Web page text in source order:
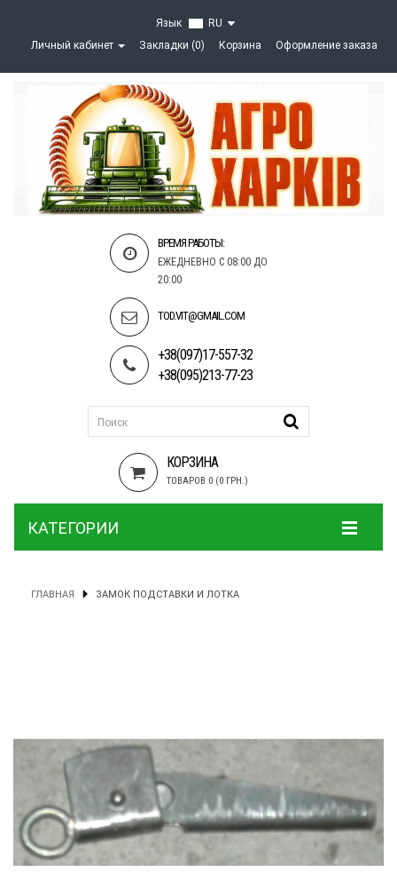
Язык
RU
Личный кабинет
Закладки (0) Корзина Оформление заказа
ВРЕМЯ РАБОТЫ:
ЕЖЕДНЕВНО С 08:00 ДО
20:00
TOD.VIT@GMAIL.COM
+38(097)17-557-32
+38(095)213-77-23
КОРЗИНА
ТОВАРОВ 0 (0 ГРН.)
КАТЕГОРИИ
ГЛАВНАЯ ЗАМОК ПОДСТАВКИ И ЛОТКА